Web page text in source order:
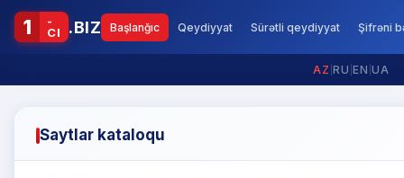
1
-
CI
.BIZ Başlanğıc Qeydiyyat Sürətli qeydiyyat Şifrəni
AZ RU EN UA
Saytlar kataloqu